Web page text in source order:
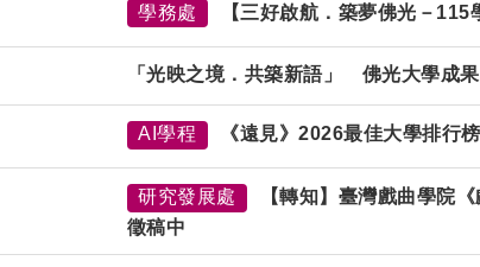
學務處 【三好啟航．築夢佛光－115
「光映之境．共築新語」 佛光大學成
AI學程 《遠見》2026最佳大學排
研究發展處
【轉知】臺灣戲曲學院
徵稿中